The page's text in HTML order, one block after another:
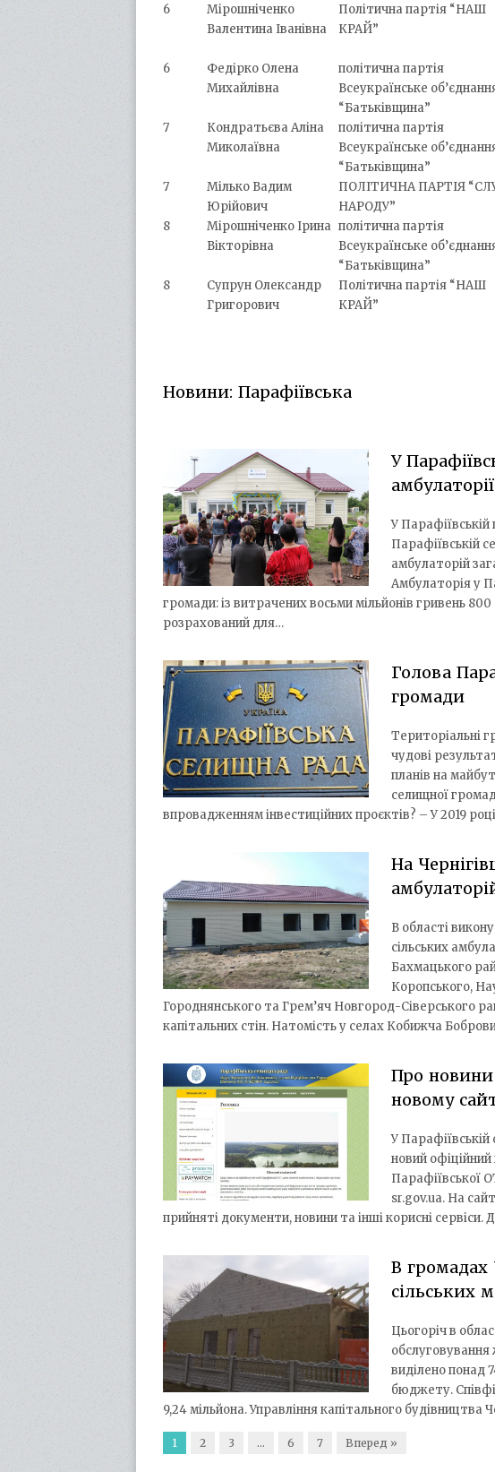
6
Мірошніченко
Валентина Іванівна
Політична партія “НАШ
КРАЙ”
6
Федірко Олена
Михайлівна
політична партія
Всеукраїнське
“Батьківщина”
7
Кондратьєва Аліна
Миколаївна
політична партія
Всеукраїнське
“Батьківщина”
7
Мілько Вадим
Юрійович
ПОЛІТИЧНА ПАРТІЯ
НАРОДУ”
8
Мірошніченко Ірина
Вікторівна
політична партія
Всеукраїнське
“Батьківщина”
8
Супрун Олександр
Григорович
Політична партія “НАШ
КРАЙ”
Новини: Парафіївська
У
амбулаторії
У
Парафіївській
амбулаторій
Амбулаторія у
громади: із витрачених восьми мільйонів гривень
розрахований для…
Голова
громади
Територіальні
чудові
планів на
селищної
впровадженням інвестиційних проєктів? – У 2019
На
В області
сільських
Бахмацького
Коропського,
Городнянського та Грем’яч Новгород-Сіверського
капітальних стін. Натомість у селах Кобижча
Про новини
новому
У Парафіївській
новий
Парафіївської
sr.gov.ua. На
прийняті документи, новини та інші корисні
В громадах
сільських
Цьогоріч в
обслуговування
виділено понад
бюджету.
9,24 мільйона. Управління капітального будівництва
1 2 3 … 6 7 Вперед »